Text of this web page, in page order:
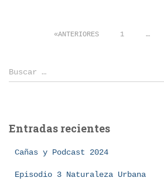
Paginación
de
ANTERIORES 1 …
B
u
r
Buscar …
Entradas recientes
Cañas y Podcast 2024
Episodio 3 Naturaleza Urbana